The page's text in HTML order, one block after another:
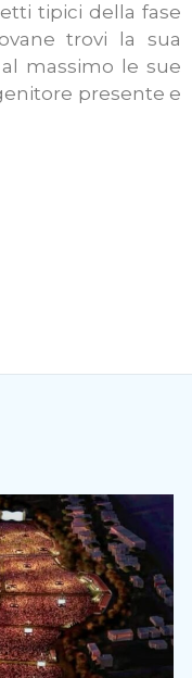
tipici della fase
trovi la sua
massimo le sue
presente e